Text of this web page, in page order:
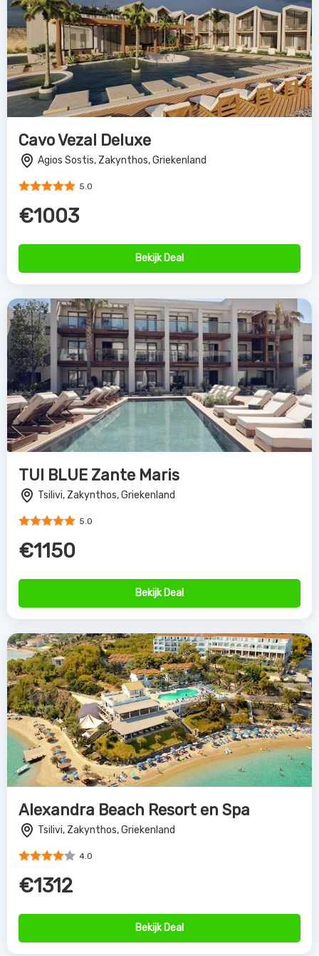
Cavo Vezal Deluxe
Agios Sostis, Zakynthos, Griekenland
5.0
€1003
Bekijk Deal
TUI BLUE Zante Maris
Tsilivi, Zakynthos, Griekenland
5.0
€1150
Bekijk Deal
Alexandra Beach Resort en Spa
Tsilivi, Zakynthos, Griekenland
4.0
€1312
Bekijk Deal